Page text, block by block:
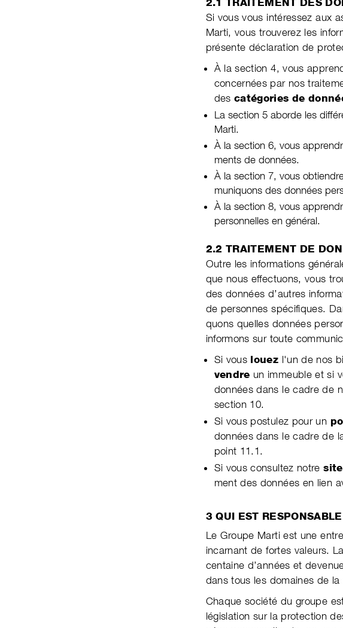
2.1 TRAITEMENT DES
Si vous vous intéressez aux
Marti, vous trou­ve­rez les
présente décla­ra­tion de
À la section 4, vous
concernées par nos
des catégories de
La section 5 aborde les
Marti.
À la section 6, vous
ments de don­nées.
À la section 7, vous
mu­ni­quons des don­nées
À la section 8, vous
per­son­nel­les en général.
2.2 TRAITEMENT DE
Outre les informations
que nous effec­tuons, vous
des don­nées d’autres
de person­nes spéci­fiques.
quons quelles don­nées
informons sur toute
Si vous louez l'un de nos
vendre un immeuble et si
données dans le cadre de
section 10.
Si vous postulez pour un
données dans le cadre de
point 11.1.
Si vous consultez notre
ment des don­nées en lien
3 QUI EST
Le Groupe Marti est une
incarnant de fortes valeurs.
centaine d’années et
dans tous les domaines de la
Chaque société du groupe
légis­la­tion sur la pro­tec­tion